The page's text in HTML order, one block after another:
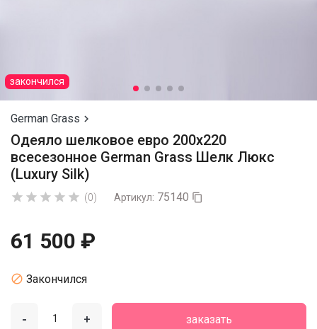
закончился
German Grass 
Одеяло шелковое евро 200х220
всесезонное German Grass Шелк Люкс
(Luxury Silk)
     (0) Артикул: 75140 
61 500 ₽
 Закончился
- + заказать